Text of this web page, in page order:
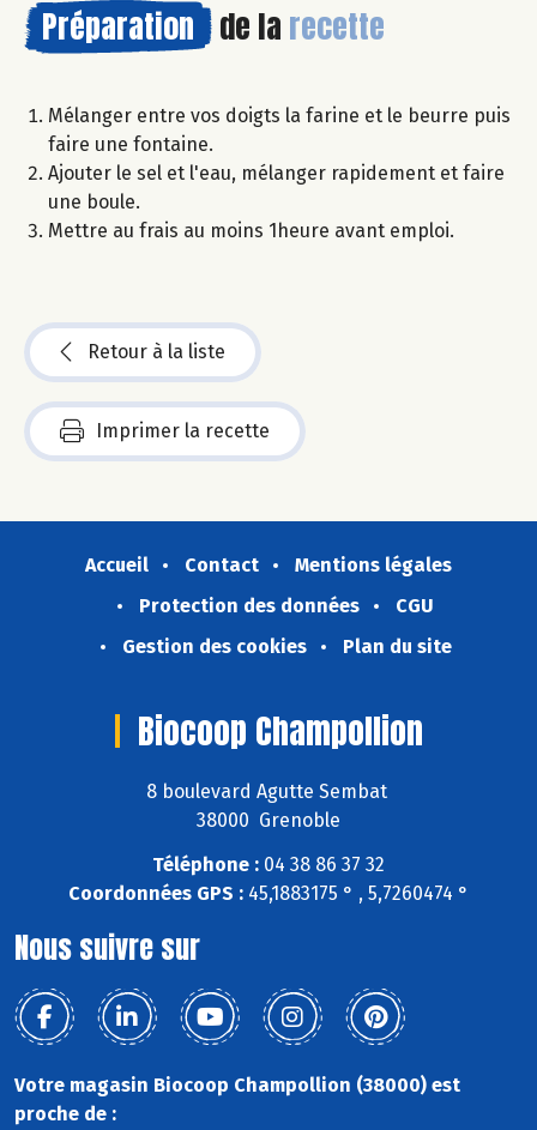
Préparation de la recette
Mélanger entre vos doigts la farine et le beurre puis
faire une fontaine.
Ajouter le sel et l'eau, mélanger rapidement et faire
une boule.
Mettre au frais au moins 1heure avant emploi.
Retour à la liste
Imprimer la recette
Accueil Contact
Mentions légales
Protection des données
CGU
Gestion des cookies
Plan du site
Biocoop Champollion
8 boulevard Agutte Sembat
38000 Grenoble
Téléphone : 04 38 86 37 32
Coordonnées GPS : 45,1883175 ° , 5,7260474 °
Nous suivre sur
Votre magasin Biocoop Champollion (38000) est
proche de :